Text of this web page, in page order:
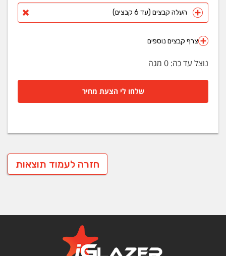
העלה קבצים (עד 6 קבצים)
צרף קבצים נוספים
נוצל עד כה: 0 מגה
שלחו לי הצעת מחיר
חזרה לעמוד תוצאות